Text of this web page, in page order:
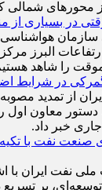
محور‌های شمالی
در بسیاری از
سازمان
البرز
را شاهد
در شرایط
از تمدید
معاون اول
خبر داد.
نفت با تکیه
نفت ایران با
بر تسریع